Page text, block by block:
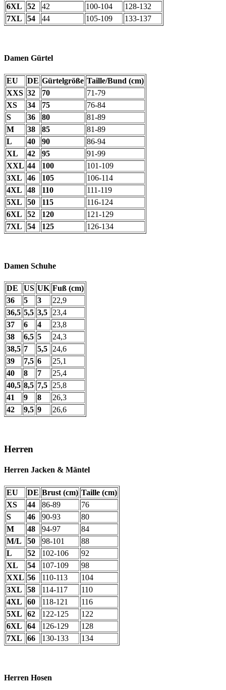
6XL
52 42 100-104
128-132
7XL
54 44 105-109 133-137
Damen Gürtel
EU DE Gürtelgröße Taille/Bund (cm)
XXS 32 70
71-79
XS
34 75
76-84
S
36 80
81-89
M
38 85
81-89
L
40 90
86-94
XL
42 95
91-99
XXL 44 100
101-109
3XL
46 105
106-114
4XL
48 110
111-119
5XL
50 115
116-124
6XL
52 120
121-129
7XL
54 125 126-134
Damen Schuhe
DE US UK Fuß (cm)
36
5 3
22,9
36,5 5,5 3,5
23,4
37
6 4
23,8
38
6,5 5
24,3
38,5 7 5,5
24,6
39
7,5 6
25,1
40
8 7
25,4
40,5 8,5 7,5
25,8
41
9 8
26,3
42
9,5 9 26,6
Herren
Herren Jacken & Mäntel
EU DE Brust (cm) Taille (cm)
XS
44 86-89
76
S
46 90-93
80
M
48 94-97
84
M/L
50 98-101
88
L
52 102-106
92
XL
54 107-109
98
XXL 56 110-113
104
3XL
58 114-117
110
4XL
60 118-121
116
5XL
62 122-125
122
6XL
64 126-129
128
7XL
66 130-133 134
Herren Hosen